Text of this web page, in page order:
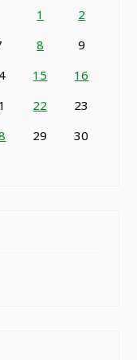
1
2
8
9
15
16
22
23
29
30